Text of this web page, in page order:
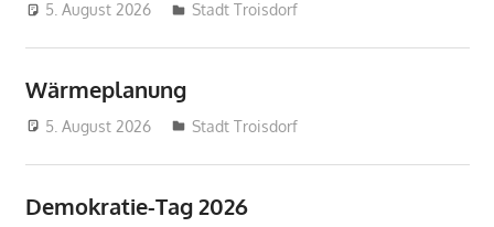
5. August 2026 treffpunkt
Stadt Troisdorf
Wärmeplanung
5. August 2026 treffpunkt
Stadt Troisdorf
Demokratie-Tag 2026